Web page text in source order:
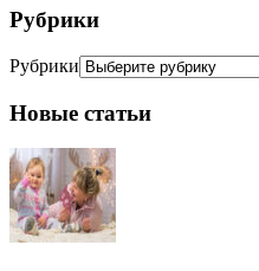
Рубрики
Рубрики
Новые статьи